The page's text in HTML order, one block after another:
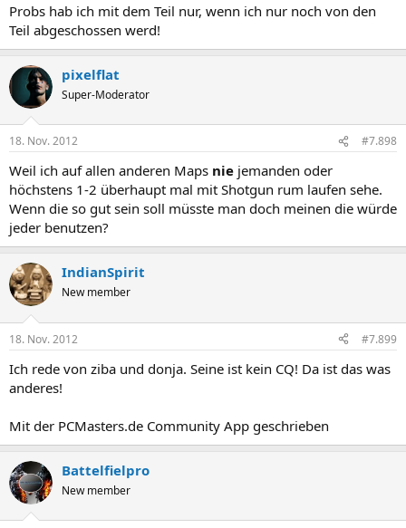
Probs hab ich mit dem Teil nur, wenn ich nur noch von den
Teil abgeschossen werd!
pixelflat
Super-Moderator
18. Nov. 2012 #7.898
Weil ich auf allen anderen Maps nie jemanden oder
höchstens 1-2 überhaupt mal mit Shotgun rum laufen sehe.
Wenn die so gut sein soll müsste man doch meinen die würde
jeder benutzen?
IndianSpirit
New member
18. Nov. 2012 #7.899
Ich rede von ziba und donja. Seine ist kein CQ! Da ist das was
anderes!
Mit der PCMasters.de Community App geschrieben
Battelfielpro
New member